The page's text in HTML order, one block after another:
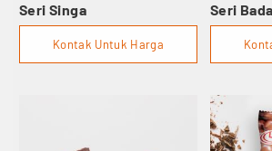
Seri Singa
Kontak Untuk Harga
Seri